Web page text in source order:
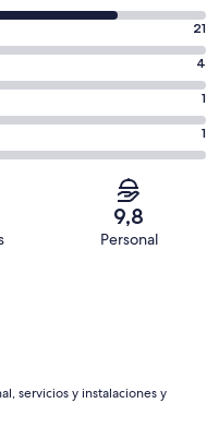
21
4
1
1
9,8
Personal
servicios y instalaciones y